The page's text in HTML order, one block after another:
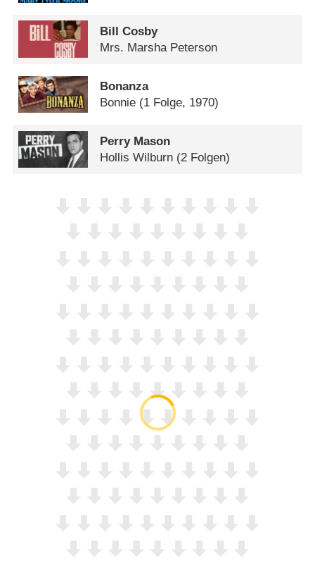
Bill Cosby
Mrs. Marsha Peterson
Bonanza
Bonnie (1 Folge, 1970)
Perry Mason
Hollis Wilburn (2 Folgen)